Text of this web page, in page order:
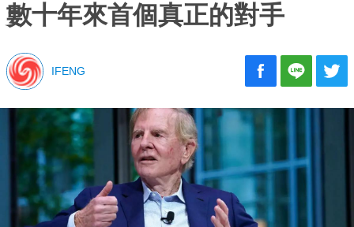
數十年來首個真正的對手
IFENG